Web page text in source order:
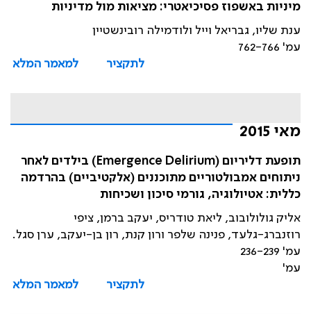
מיניות באשפוז פסיכיאטרי: מציאות מול מדיניות
ענת שליו, גבריאל וייל ולודמילה רובינשטיין
עמ' 762-766
לתקציר
למאמר המלא
מאי 2015
תופעת דליריום (Emergence Delirium) בילדים לאחר
ניתוחים אמבולטוריים מתוכננים (אלקטיביים) בהרדמה
כללית: אטיולוגיה, גורמי סיכון ושכיחות
אליק גולולובוב, ליאת טודריס, יעקב ברמן, ציפי
רוזנברג-גלעד, פנינה שלפר ורון קנת, רון בן-יעקב, ערן סגל.
עמ' 236-239
עמ'
לתקציר
למאמר המלא